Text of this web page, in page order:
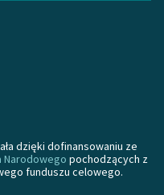
dzięki dofinansowaniu ze
Narodowego pochodzących z
funduszu celowego.